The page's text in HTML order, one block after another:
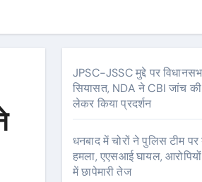
JPSC-JSSC मुद्दे पर
सियासत, NDA ने CBI जांच की
लेकर किया प्रदर्शन
धनबाद में चोरों ने पुलिस टीम पर
हमला, एएसआई घायल,
में छापेमारी तेज